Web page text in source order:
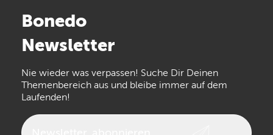
Arturia
the t.bone
Walrus Audio Epiphone
Bonedo
Newsletter
Nie wieder was verpassen! Suche Dir Deinen
Themenbereich aus und bleibe immer auf dem
Laufenden!